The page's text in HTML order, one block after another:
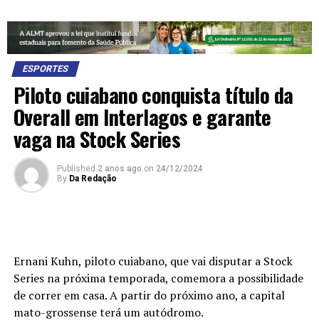
ESPORTES
Piloto cuiabano conquista título da
Overall em Interlagos e garante
vaga na Stock Series
Published 2 anos ago on 24/12/2024
By Da Redação
Ernani Kuhn, piloto cuiabano, que vai disputar a Stock
Series na próxima temporada, comemora a possibilidade
de correr em casa. A partir do próximo ano, a capital
mato-grossense terá um autódromo.